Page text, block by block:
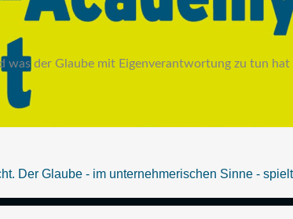
der Glaube mit Eigenverantwortung zu tun hat